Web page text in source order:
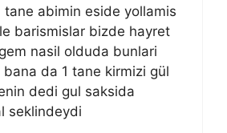
abimin eside yollamis
barismislar bizde hayret
nasil olduda bunlari
da 1 tane kirmizi gül
dedi gul saksida
seklindeydi